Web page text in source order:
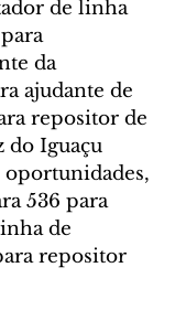
de linha
da
ajudante de
repositor de
do Iguaçu
oportunidades,
536 para
de
repositor